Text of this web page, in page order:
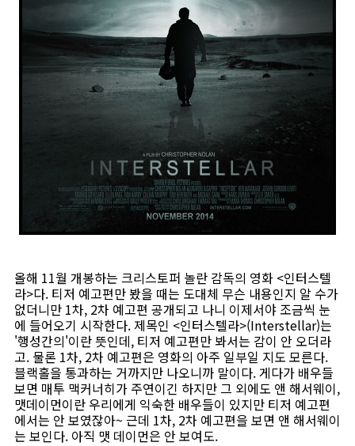
올해 11월 개봉하는 크리스토퍼 놀란 감독의 영화 <인터스텔
라>다. 티저 예고편만 봤을 때는 도대체 무슨 내용인지 알 수가
없더니만 1차, 2차 예고편 공개되고 나니 이제서야 조금씩 눈
에 들어오기 시작한다. 제목인 <인터스텔라>(Interstellar)는
'행성간의'이란 뜻인데, 티저 예고편만 봐서는 감이 안 오더라
고. 물론 1차, 2차 예고편은 영화의 아주 일부일 지도 모른다.
블랙홀을 통과하는 거까지만 나오니까 말이다. 게다가 배우들
보면 매투 맥커너히가 주연이긴 하지만 그 외에도 앤 해서웨이,
맷데이먼이란 우리에게 익숙한 배우들이 있지만 티저 예고편
에서는 안 보였잖아~ 근데 1차, 2차 예고편을 보면 앤 해서웨이
는 보인다. 아직 맷 데이먼은 안 보여도.